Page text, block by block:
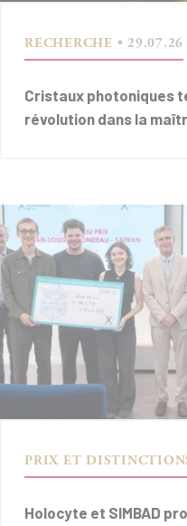
RECHERCHE • 29.07.26
Cristaux photoniques
révolution dans la
PRIX ET
Holocyte et SIMBAD